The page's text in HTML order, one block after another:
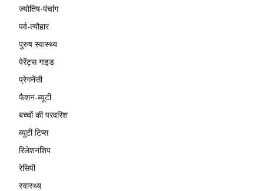
ज्योतिष-पंचांग
पर्व-त्यौहार
पुरुष स्वास्थ्य
पेरेंट्स गाइड
प्रेगनेंसी
फैशन-ब्यूटी
बच्चों की परवरिश
ब्यूटी टिप्स
रिलेशनशिप
रेसिपी
स्वास्थ्य